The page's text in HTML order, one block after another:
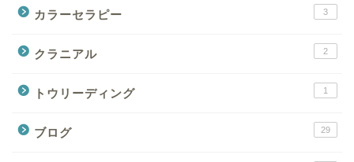
カラーセラピー 3
クラニアル 2
トウリーディング 1
ブログ 29